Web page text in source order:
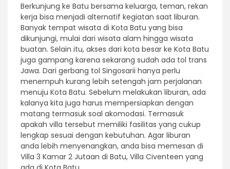
Berkunjung ke Batu bersama keluarga, teman, rekan
kerja bisa menjadi alternatif kegiatan saat liburan.
Banyak tempat wisata di Kota Batu yang bisa
dikunjungi, mulai dari wisata alam hingga wisata
buatan. Selain itu, akses dari kota besar ke Kota Batu
juga gampang karena sekarang sudah ada tol trans
Jawa. Dari gerbang tol Singosarii hanya perlu
menempuh kurang lebih setengah jam perjalanan
menuju Kota Batu. Sebelum melakukan liburan, ada
kalanya kita juga harus mempersiapkan dengan
matang termasuk soal akomodasi. Termasuk
apakah villa tersebut memiliki fasilitas yang cukup
lengkap sesuai dengan kebutuhan. Agar liburan
anda lebih menyenangkan, anda bisa memesan di
Villa 3 Kamar 2 Jutaan di Batu, Villa Civenteen yang